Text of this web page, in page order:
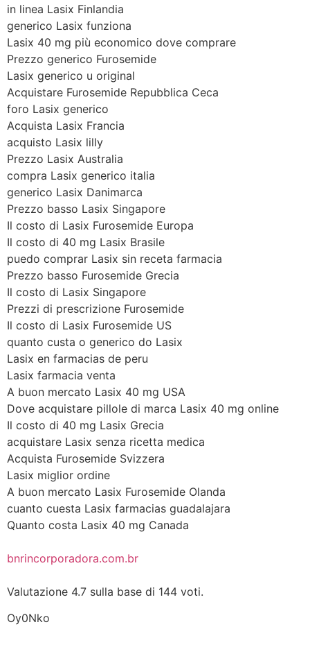
in linea Lasix Finlandia
generico Lasix funziona
Lasix 40 mg più economico dove comprare
Prezzo generico Furosemide
Lasix generico u original
Acquistare Furosemide Repubblica Ceca
foro Lasix generico
Acquista Lasix Francia
acquisto Lasix lilly
Prezzo Lasix Australia
compra Lasix generico italia
generico Lasix Danimarca
Prezzo basso Lasix Singapore
Il costo di Lasix Furosemide Europa
Il costo di 40 mg Lasix Brasile
puedo comprar Lasix sin receta farmacia
Prezzo basso Furosemide Grecia
Il costo di Lasix Singapore
Prezzi di prescrizione Furosemide
Il costo di Lasix Furosemide US
quanto custa o generico do Lasix
Lasix en farmacias de peru
Lasix farmacia venta
A buon mercato Lasix 40 mg USA
Dove acquistare pillole di marca Lasix 40 mg online
Il costo di 40 mg Lasix Grecia
acquistare Lasix senza ricetta medica
Acquista Furosemide Svizzera
Lasix miglior ordine
A buon mercato Lasix Furosemide Olanda
cuanto cuesta Lasix farmacias guadalajara
Quanto costa Lasix 40 mg Canada
bnrincorporadora.com.br
Valutazione 4.7 sulla base di 144 voti.
Oy0Nko